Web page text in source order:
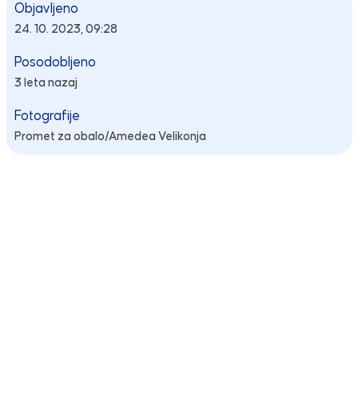
Objavljeno
24. 10. 2023, 09:28
Posodobljeno
3 leta nazaj
Fotografije
Promet za obalo/Amedea Velikonja